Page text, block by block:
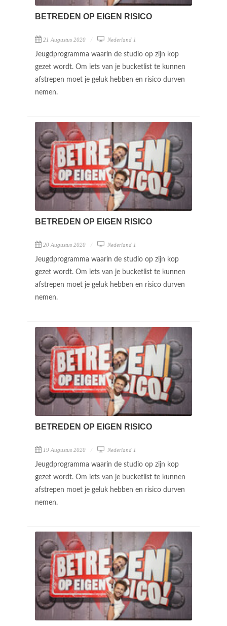
BETREDEN OP EIGEN RISICO
21 Augustus 2020 Nederland 1
Jeugdprogramma waarin de studio op zijn kop
gezet wordt. Om iets van je bucketlist te kunnen
afstrepen moet je geluk hebben en risico durven
nemen.
BETREDEN OP EIGEN RISICO
20 Augustus 2020 Nederland 1
Jeugdprogramma waarin de studio op zijn kop
gezet wordt. Om iets van je bucketlist te kunnen
afstrepen moet je geluk hebben en risico durven
nemen.
BETREDEN OP EIGEN RISICO
19 Augustus 2020 Nederland 1
Jeugdprogramma waarin de studio op zijn kop
gezet wordt. Om iets van je bucketlist te kunnen
afstrepen moet je geluk hebben en risico durven
nemen.